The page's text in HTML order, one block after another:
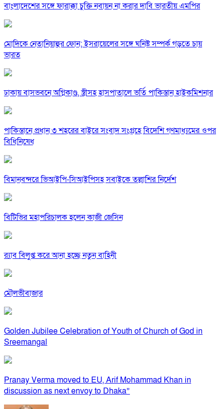
বাংলাদেশের সঙ্গে ফারাক্কা চুক্তি নবায়ন না করার দাবি ভারতীয় এমপির
মোদিকে নেতানিয়াহুর ফোন; ইসরায়েলের সঙ্গে ঘনিষ্ট সম্পর্ক গড়তে চায়
ভারত
ঢাকায় বাসভবনে অগ্নিকাণ্ড, স্ত্রীসহ হাসপাতালে ভর্তি পাকিস্তান হাইকমিশনার
পাকিস্তানে প্রধান ৩ শহরের বাইরে সংবাদ সংগ্রহে বিদেশি গণমাধ্যমের ওপর
বিধিনিষেধ
বিমানবন্দরে ভিআইপি-সিআইপিসহ সবাইকে তল্লাশির নির্দেশ
বিটিভির মহাপরিচালক হলেন কাজী জেসিন
র‍্যাব বিলুপ্ত করে আনা হচ্ছে নতুন বাহিনী
মৌলভীবাজার
Golden Jubilee Celebration of Youth of Church of God in
Sreemangal
Pranay Verma moved to EU, Arif Mohammad Khan in
discussion as next envoy to Dhaka”